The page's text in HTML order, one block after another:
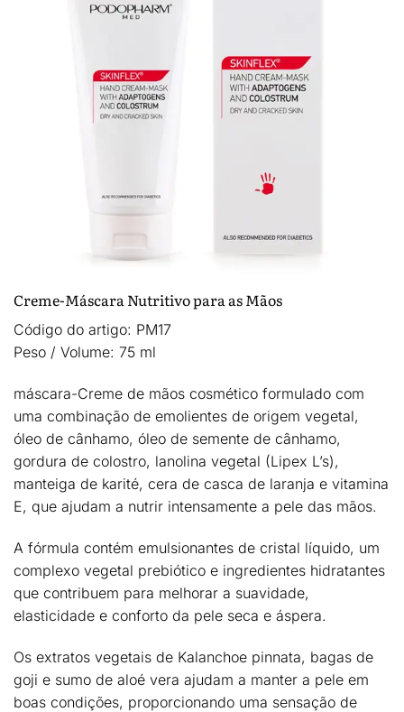
Creme-Máscara Nutritivo para as Mãos
Código do artigo: PM17
Peso / Volume: 75 ml
máscara-Creme de mãos cosmético formulado com
uma combinação de emolientes de origem vegetal,
óleo de cânhamo, óleo de semente de cânhamo,
gordura de colostro, lanolina vegetal (Lipex L’s),
manteiga de karité, cera de casca de laranja e vitamina
E, que ajudam a nutrir intensamente a pele das mãos.
A fórmula contém emulsionantes de cristal líquido, um
complexo vegetal prebiótico e ingredientes hidratantes
que contribuem para melhorar a suavidade,
elasticidade e conforto da pele seca e áspera.
Os extratos vegetais de Kalanchoe pinnata, bagas de
goji e sumo de aloé vera ajudam a manter a pele em
boas condições, proporcionando uma sensação de